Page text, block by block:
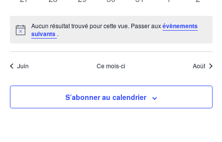
Notice
Aucun résultat trouvé pour cette vue. Passer auxévènements
suivants .
Juin Ce mois-ci Août
S’abonner au calendrier